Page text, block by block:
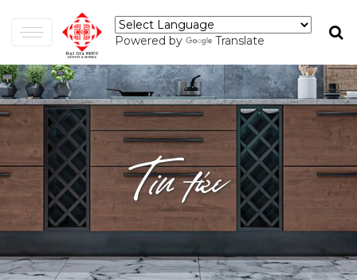
Powered by Translate
Tin tức